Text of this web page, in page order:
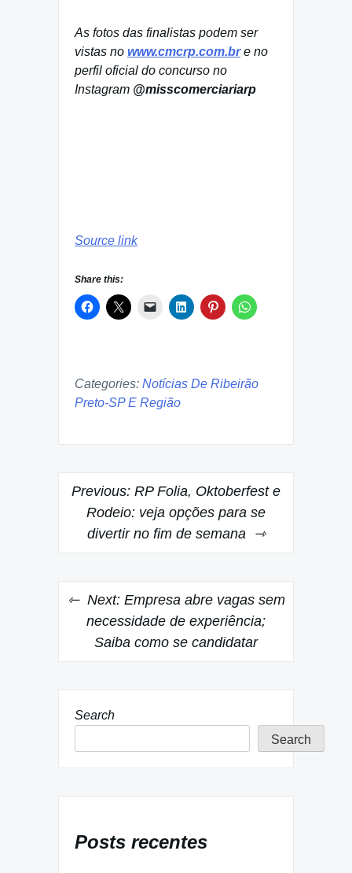
As fotos das finalistas podem ser
vistas no www.cmcrp.com.bre no
perfil oficial do concurso no
Instagram @misscomerciariarp
Source link
Share this:
Categories: Notícias De Ribeirão
Preto-SP E Região
Post
navigation
Previous: RP Folia, Oktoberfest e
Rodeio: veja opções para se
divertir no fim de semana
Next: Empresa abre vagas sem
necessidade de experiência;
Saiba como se candidatar
Search
Search
Posts recentes